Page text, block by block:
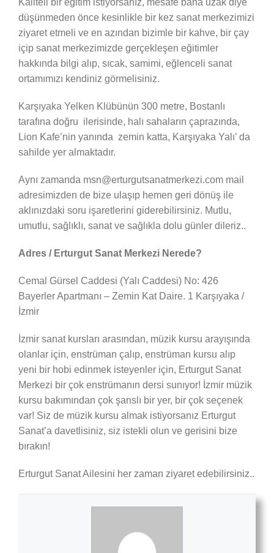
Kaliteli bir eğitim istiyorsanız, mesafe bana uzak diye
düşünmeden önce kesinlikle bir kez sanat merkezimizi
ziyaret etmeli ve en azından bizimle bir kahve, bir çay
içip sanat merkezimizde gerçekleşen eğitimler
hakkında bilgi alıp, sıcak, samimi, eğlenceli sanat
ortamımızı kendiniz görmelisiniz.
Karşıyaka Yelken Klübünün 300 metre, Bostanlı
tarafına doğru ilerisinde, halı sahaların çaprazında,
Lion Kafe’nin yanında zemin katta, Karşıyaka Yalı’ da
sahilde yer almaktadır.
Aynı zamanda msn@erturgutsanatmerkezi.com mail
adresimizden de bize ulaşıp hemen geri dönüş ile
aklınızdaki soru işaretlerini giderebilirsiniz. Mutlu,
umutlu, sağlıklı, sanat ve sağlıkla dolu günler dileriz..
Adres / Erturgut Sanat Merkezi Nerede?
Cemal Gürsel Caddesi (Yalı Caddesi) No: 426
Bayerler Apartmanı – Zemin Kat Daire. 1 Karşıyaka /
İzmir
İzmir sanat kursları arasından, müzik kursu arayışında
olanlar için, enstrüman çalıp, enstrüman kursu alıp
yeni bir hobi edinmek isteyenler için, Erturgut Sanat
Merkezi bir çok enstrümanın dersi sunıyor! İzmir müzik
kursu bakımından çok şanslı bir yer, bir çok seçenek
var! Siz de müzik kursu almak istiyorsanız Erturgut
Sanat’a davetlisiniz, siz istekli olun ve gerisini bize
bırakın!
Erturgut Sanat Ailesini her zaman ziyaret edebilirsiniz..